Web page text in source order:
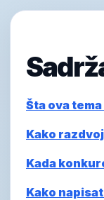
Šta ova
Kako
Kada
Kako